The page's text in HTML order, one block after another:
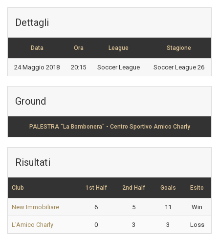
Dettagli
Data Ora League Stagione
24 Maggio 2018 20:15 Soccer League Soccer League 26
Ground
PALESTRA "La Bombonera" - Centro Sportivo Amico Charly
Risultati
Club 1st Half 2nd Half Goals Esito
New Immobiliare 6 5 11 Win
L'Amico Charly 0 3 3 Loss